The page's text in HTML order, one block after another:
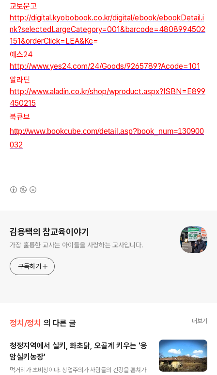
교보문고
http://digital.kyobobook.co.kr/digital/ebook/ebookDetail.i
nk?selectedLargeCategory=001&barcode=4808994502
151&orderClick=LEA&Kc=
예스24
http://www.yes24.com/24/Goods/9265789?Acode=101
알라딘
http://www.aladin.co.kr/shop/wproduct.aspx?ISBN=E899
450215
북큐브
http://www.bookcube.com/detail.asp?book_num=130900
032
김용택의 참교육이야기
가장 훌륭한 교사는 아이들을 사랑하는 교사입니다.
구독하기
정치/정치 의 다른 글 더보기
청정지역에서 실키, 화초닭, 오골계 키우는 '응
암실키농장'
먹거리가 초비상이다. 상업주의가 사람들의 건강을 훔쳐가